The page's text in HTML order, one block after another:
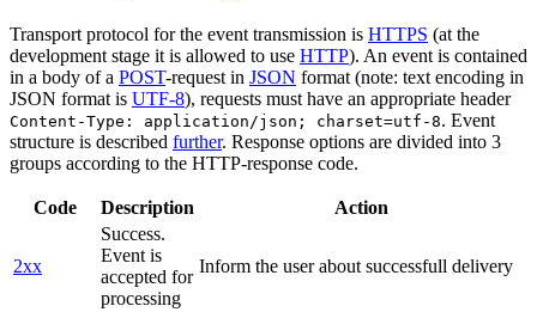
Transport protocol for the event transmission is HTTPS (at the
development stage it is allowed to use HTTP). An event is contained
in a body of a POST-request in JSON format (note: text encoding in
JSON format is UTF-8), requests must have an appropriate header
Content-Type: application/json; charset=utf-8. Event
structure is described further. Response options are divided into 3
groups according to the HTTP-response code.
Code Description Action
2xx
Success.
Event is
accepted for
processing
Inform the user about successfull delivery